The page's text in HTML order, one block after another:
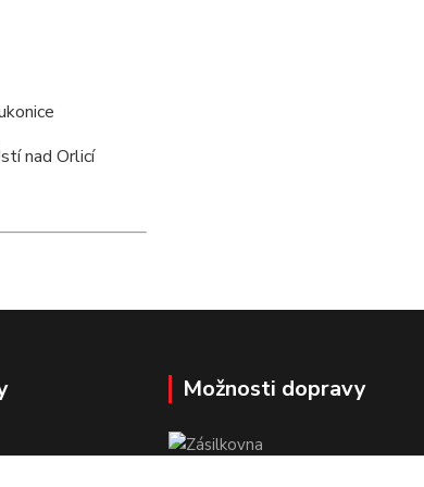
Možnosti dopravy